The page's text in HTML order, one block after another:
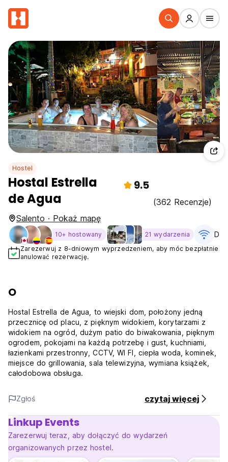
Hostel
Hostal Estrella
de Agua
9.5
(362 Recenzje)
Salento · Pokaż mapę
10+ hostowany 21 wydarzenia
Zarezerwuj z 8-dniowym wyprzedzeniem, aby móc bezpłatnie
anulować rezerwację.
O
Hostal Estrella de Agua, to wiejski dom, położony jedną
przecznicę od placu, z pięknym widokiem, korytarzami z
widokiem na ogród, dużym patio do biwakowania, pięknym
ogrodem, pokojami na każdą potrzebę i gust, kuchniami,
łazienkami przestronny, CCTV, WI FI, ciepła woda, kominek,
miejsce do grillowania, sala telewizyjna, wymiana książek,
całodobowa obsługa.
Zgłoś czytaj więcej
Linkup Events
Zarezerwuj teraz, aby dołączyć do wydarzeń
organizowanych przez hostel.